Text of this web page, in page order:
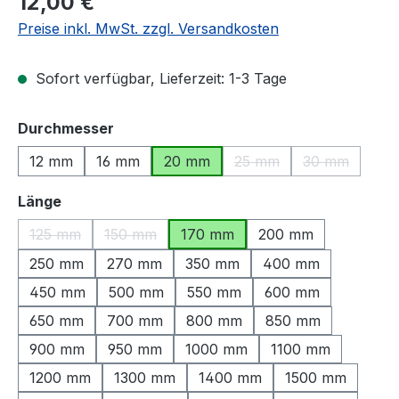
Preise inkl. MwSt. zzgl. Versandkosten
Sofort verfügbar, Lieferzeit: 1-3 Tage
Durchmesser
12 mm
16 mm 20 mm 25 mm
(Diese Option ist
30 mm
(Diese
Längeauswählen
125 mm
(Diese Option ist zurzeit nicht verfügbar.)
150 mm
(Diese Option ist zurzeit nicht verfügbar.)
170 mm
200 mm
250 mm
270 mm 350 mm
400 mm
450 mm
500 mm 550 mm
600 mm
650 mm
700 mm 800 mm
850 mm
900 mm
950 mm 1000 mm
1100 mm
1200 mm
1300 mm 1400 mm
1500 mm